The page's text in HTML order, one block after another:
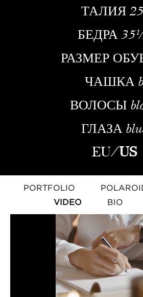
ТАЛИЯ
БЕДРА
РАЗМЕР
ЧАШКА
ВОЛОСЫ
ГЛАЗА
EU/US
PORTFOLIO
VIDEO
BIO